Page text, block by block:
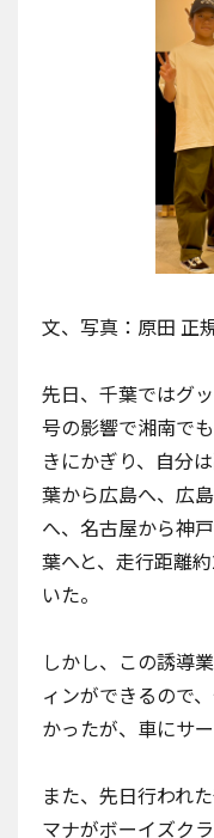
文、写真：原田 正
先日、千葉ではグ
号の影響で湘南で
きにかぎり、自分
葉から広島へ、広
へ、名古屋から神
葉へと、走行距離
いた。
しかし、この誘導
ィンができるので
かったが、車にサ
また、先日行われ
マナがボーイズク